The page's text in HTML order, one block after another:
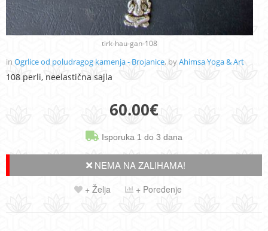
tirk-hau-gan-108
in Ogrlice od poludragog kamenja - Brojanice, byAhimsa Yoga & Art
108 perli, neelastična sajla
60.00€
Isporuka 1 do 3 dana
NEMA NA ZALIHAMA!
+ Želja + Poređenje